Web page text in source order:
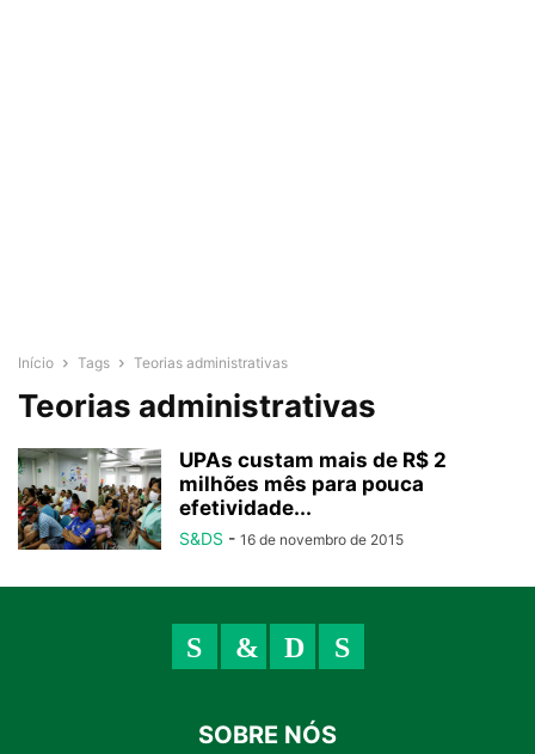
Início Tags Teorias administrativas
Teorias administrativas
UPAs custam mais de R$ 2
milhões mês para pouca
efetividade...
S&DS - 16 de novembro de 2015
SOBRE NÓS